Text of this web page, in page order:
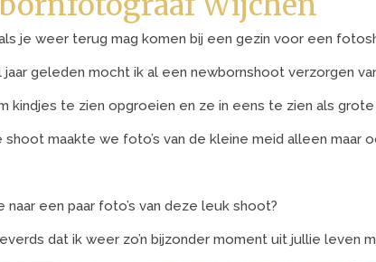
je weer terug mag komen bij een gezin voor een
jaar geleden mocht ik al een newbornshoot verzorgen
kindjes te zien opgroeien en ze in eens te zien als grote
shoot maakte we foto’s van de kleine meid alleen maar
naar een paar foto’s van deze leuk shoot?
dat ik weer zo’n bijzonder moment uit jullie leven